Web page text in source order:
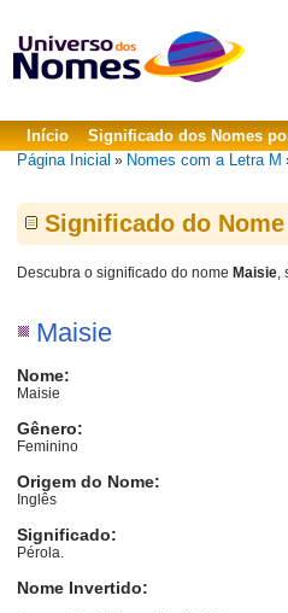
Início
Significado dos Nomes
Página Inicial » Nomes com a Letra M
Significado do
Descubra o significado do nome Maisie,
Maisie
Nome:
Maisie
Gênero:
Feminino
Origem do Nome:
Inglês
Significado:
Pérola.
Nome Invertido: